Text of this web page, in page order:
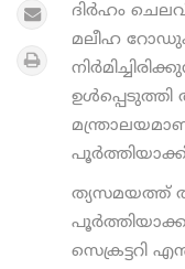
ദിര്‍ഹം
മലീഹ
ത്യസമയത്ത്